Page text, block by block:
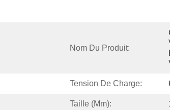
Nom Du Produit:
Tension De Charge:
Taille (mm):